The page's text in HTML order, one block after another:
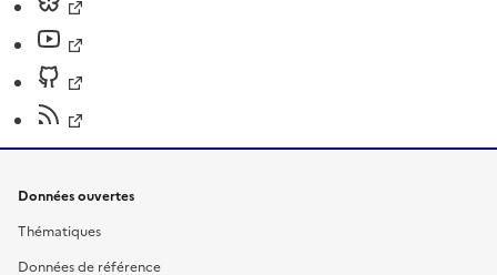
Données ouvertes
Thématiques
Données de référence